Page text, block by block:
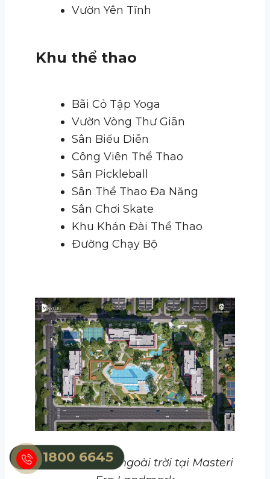
1800 6645
Vườn Yên Tĩnh
Khu thể thao
Bãi Cỏ Tập Yoga
Vườn Vòng Thư Giãn
Sân Biểu Diễn
Công Viên Thể Thao
Sân Pickleball
Sân Thể Thao Đa Năng
Sân Chơi Skate
Khu Khán Đài Thể Thao
Đường Chạy Bộ
Tiện ích bể bơi ngoài trời tại Masteri